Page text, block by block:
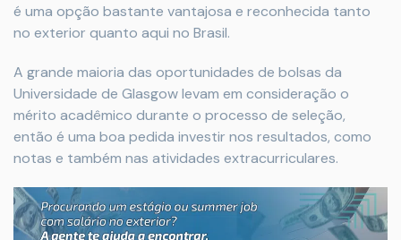
é uma opção bastante vantajosa e reconhecida tanto
no exterior quanto aqui no Brasil.
A grande maioria das oportunidades de bolsas da
Universidade de Glasgow levam em consideração o
mérito acadêmico durante o processo de seleção,
então é uma boa pedida investir nos resultados, como
notas e também nas atividades extracurriculares.